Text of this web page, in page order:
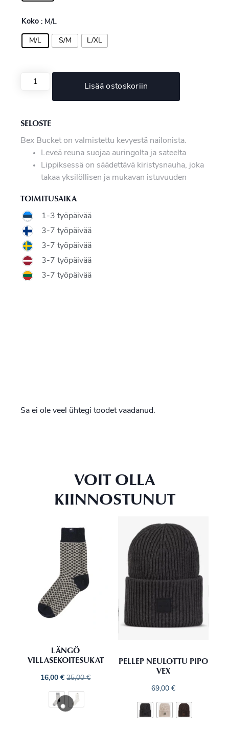
Koko : M/L
M/L S/M L/XL
Lisää ostoskoriin
SELOSTE
Bex Bucket on valmistettu kevyestä nailonista.
Leveä reuna suojaa auringolta ja sateelta
Lippiksessä on säädettävä kiristysnauha, joka
takaa yksilöllisen ja mukavan istuvuuden
TOIMITUSAIKA
1-3 työpäivää
3-7 työpäivää
3-7 työpäivää
3-7 työpäivää
3-7 työpäivää
Sa ei ole veel ühtegi toodet vaadanud.
VOIT OLLA
KIINNOSTUNUT
LÄNGÖ
VILLASEKOITESUKAT
16,00€ 25,00€
PELLEP NEULOTTU PIPO
VEX
69,00€